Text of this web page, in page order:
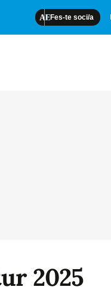
Fes-te soci/a
2025